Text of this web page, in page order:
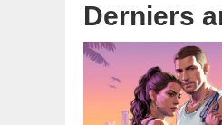
Derniers